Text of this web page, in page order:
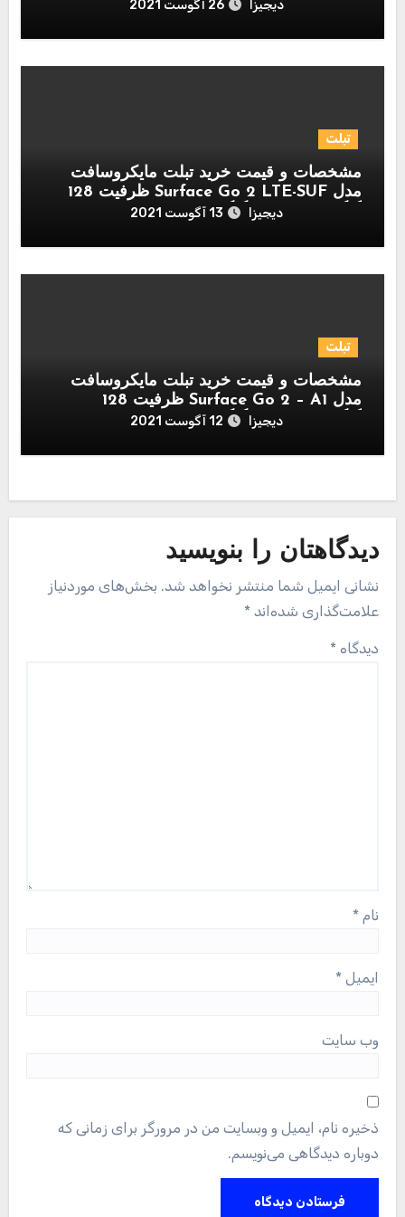
دیجیزا 26 آگوست 2021
تبلت
مشخصات و قیمت خرید تبلت مایکروسافت
مدل Surface Go 2 LTE-SUF ظرفیت 128
گیگابایت و رم 8 گیگابایت
دیجیزا 13 آگوست 2021
تبلت
مشخصات و قیمت خرید تبلت مایکروسافت
مدل Surface Go 2 – A1 ظرفیت 128
گیگابایت و رم 8 گیگابایت
دیجیزا 12 آگوست 2021
دیدگاهتان را بنویسید
نشانی ایمیل شما منتشر نخواهد شد. بخش‌های موردنیاز
علامت‌گذاری شده‌اند *
دیدگاه *
نام *
ایمیل *
وب‌ سایت
ذخیره نام، ایمیل و وبسایت من در مرورگر برای زمانی که
دوباره دیدگاهی می‌نویسم.